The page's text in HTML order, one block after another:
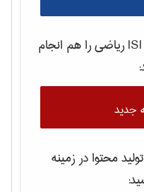
رياضیرا هم انجام
جدید
محتوا در زمینه